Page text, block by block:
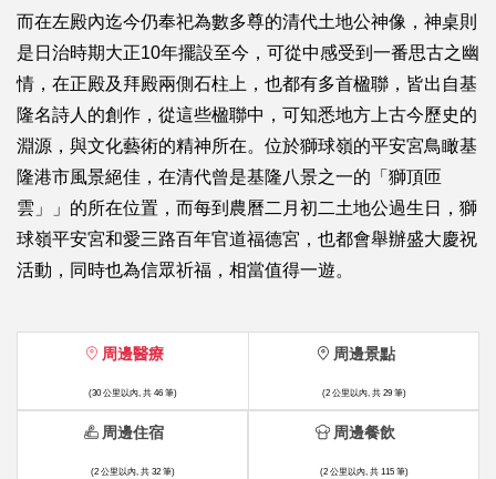
而在左殿內迄今仍奉祀為數多尊的清代土地公神像，神桌則
是日治時期大正10年擺設至今，可從中感受到一番思古之幽
情，在正殿及拜殿兩側石柱上，也都有多首楹聯，皆出自基
隆名詩人的創作，從這些楹聯中，可知悉地方上古今歷史的
淵源，與文化藝術的精神所在。位於獅球嶺的平安宮鳥瞰基
隆港市風景絕佳，在清代曾是基隆八景之一的「獅頂匝
雲」」的所在位置，而每到農曆二月初二土地公過生日，獅
球嶺平安宮和愛三路百年官道福德宮，也都會舉辦盛大慶祝
活動，同時也為信眾祈福，相當值得一遊。
周邊醫療
(30 公里以內, 共 46 筆)
周邊景點
(2 公里以內, 共 29 筆)
周邊住宿
(2 公里以內, 共 32 筆)
周邊餐飲
(2 公里以內, 共 115 筆)